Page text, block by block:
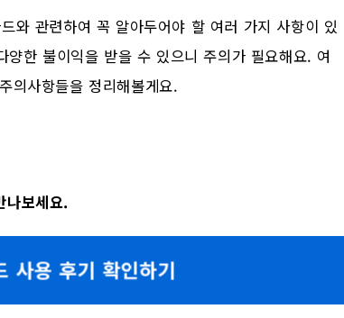
와 관련하여 꼭 알아두어야 할 여러 가지 사항이 있
한 불이익을 받을 수 있으니 주의가 필요해요. 여
의사항들을 정리해볼게요.
나보세요.
사용 후기 확인하기